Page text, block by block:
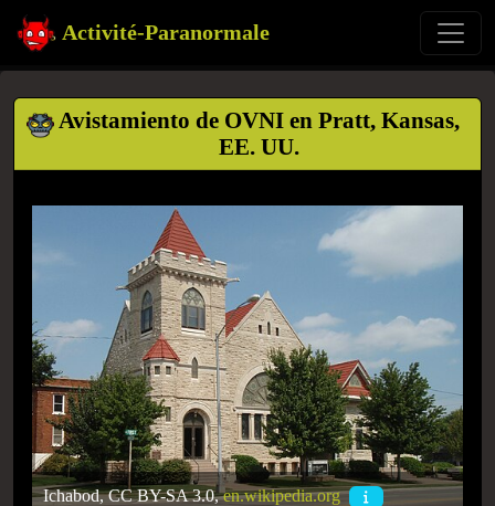
Activité-Paranormale
Avistamiento de OVNI en Pratt, Kansas,
EE. UU.
Ichabod, CC BY-SA 3.0,en.wikipedia.org